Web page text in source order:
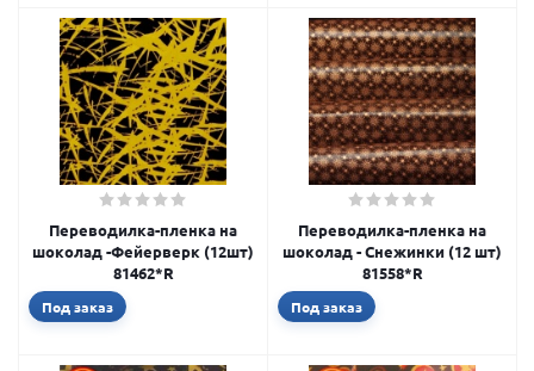
Переводилка-пленка на
шоколад -Фейерверк (12шт)
81462*R
Под заказ
Переводилка-пленка на
шоколад - Снежинки (12 шт)
81558*R
Под заказ